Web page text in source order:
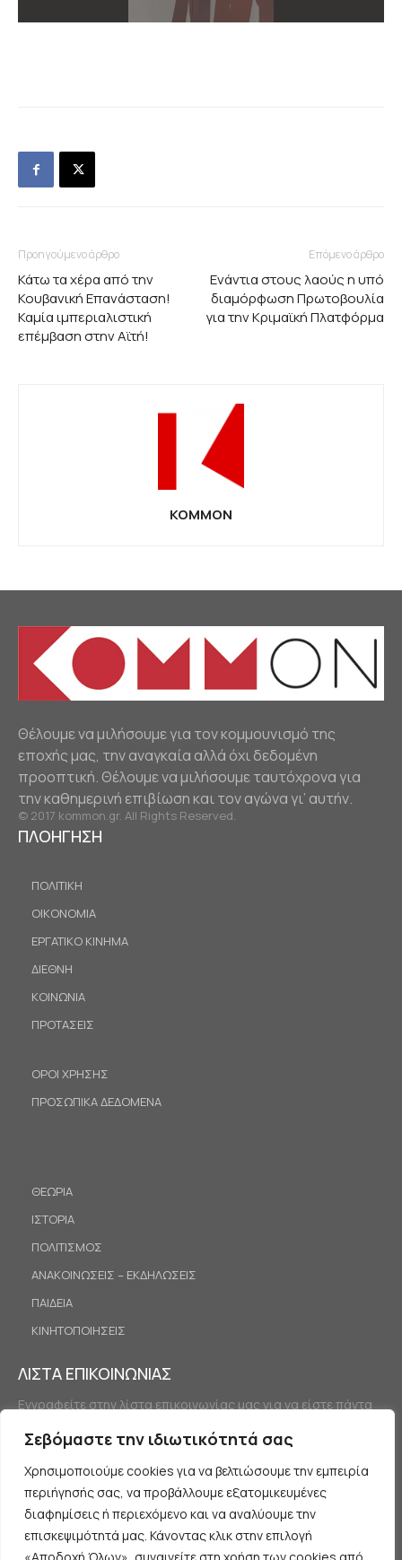
Σεβόμαστε την ιδιωτικότητά σας
Χρησιμοποιούμε cookies για να βελτιώσουμε την εμπειρία
περιήγησής σας, να προβάλλουμε εξατομικευμένες
διαφημίσεις ή περιεχόμενο και να αναλύουμε την
επισκεψιμότητά μας. Κάνοντας κλικ στην επιλογή
Προηγούμενο άρθρο
Κάτω τα χέρα από την
Κουβανική Επανάσταση!
Καμία ιμπεριαλιστική
επέμβαση στην Αϊτή!
Επόμενο άρθρο
Ενάντια στους λαούς η υπό
διαμόρφωση Πρωτοβουλία
για την Κριμαϊκή Πλατφόρμα
KOMMON
Θέλουμε να μιλήσουμε για τον κομμουνισμό της
εποχής μας, την αναγκαία αλλά όχι δεδομένη
προοπτική. Θέλουμε να μιλήσουμε ταυτόχρονα για
την καθημερινή επιβίωση και τον αγώνα γι’ αυτήν.
© 2017 kommon.gr. All Rights Reserved.
ΠΛΟΗΓΗΣΗ
ΠΟΛΙΤΙΚΗ
ΟΙΚΟΝΟΜΙΑ
ΕΡΓΑΤΙΚΟ ΚΙΝΗΜΑ
ΔΙΕΘΝΗ
ΚΟΙΝΩΝΙΑ
ΠΡΟΤΑΣΕΙΣ
ΟΡΟΙ ΧΡΗΣΗΣ
ΠΡΟΣΩΠΙΚΑ ΔΕΔΟΜΕΝΑ
ΘΕΩΡΙΑ
ΙΣΤΟΡΙΑ
ΠΟΛΙΤΙΣΜΟΣ
ΑΝΑΚΟΙΝΩΣΕΙΣ – ΕΚΔΗΛΩΣΕΙΣ
ΠΑΙΔΕΙΑ
ΚΙΝΗΤΟΠΟΙΗΣΕΙΣ
ΛΙΣΤΑ ΕΠΙΚΟΙΝΩΝΙΑΣ
Εγγραφείτε στην λίστα επικοινωνίας μας για να είστε πάντα